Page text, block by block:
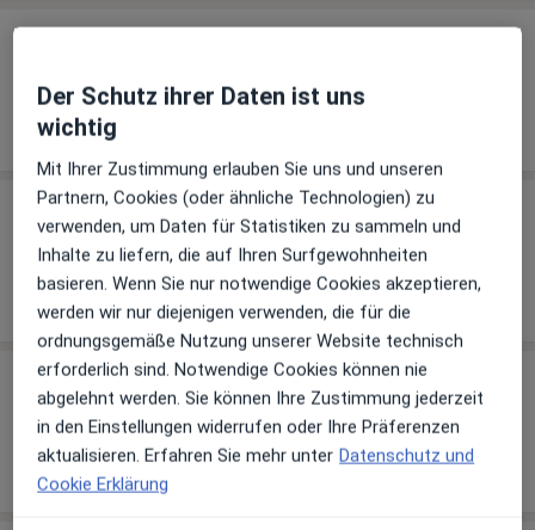
F
G
Der Schutz ihrer Daten ist uns
wichtig
Mit Ihrer Zustimmung erlauben Sie uns und unseren
Partnern, Cookies (oder ähnliche Technologien) zu
verwenden, um Daten für Statistiken zu sammeln und
Inhalte zu liefern, die auf Ihren Surfgewohnheiten
basieren. Wenn Sie nur notwendige Cookies akzeptieren,
werden wir nur diejenigen verwenden, die für die
ordnungsgemäße Nutzung unserer Website technisch
erforderlich sind. Notwendige Cookies können nie
abgelehnt werden. Sie können Ihre Zustimmung jederzeit
in den Einstellungen widerrufen oder Ihre Präferenzen
aktualisieren. Erfahren Sie mehr unter Datenschutz und
Cookie Erklärung